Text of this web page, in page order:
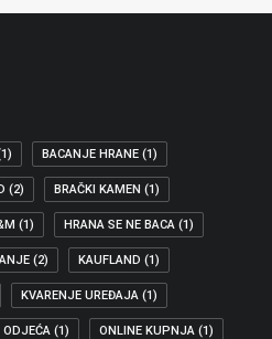
BACANJE HRANE (1)
(2) BRAČKI KAMEN (1)
(1) HRANA SE NE BACA (1)
(2) KAUFLAND (1)
KVARENJE UREĐAJA (1)
ODJEĆA (1) ONLINE KUPNJA (1)